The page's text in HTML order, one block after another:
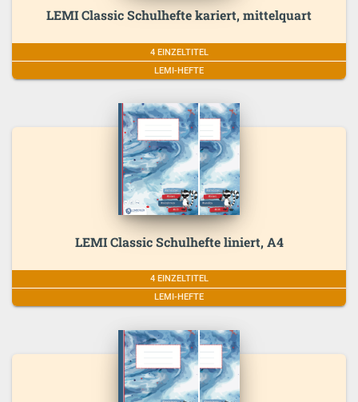
LEMI Classic Schulhefte kariert, mittelquart
4 EINZELTITEL
LEMI-HEFTE
LEMI Classic Schulhefte liniert, A4
4 EINZELTITEL
LEMI-HEFTE